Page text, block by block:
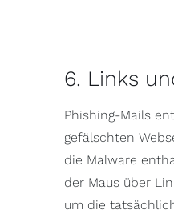
6. Links
Phishing-Mails
gefälschten
die Malware
der Maus über
um die